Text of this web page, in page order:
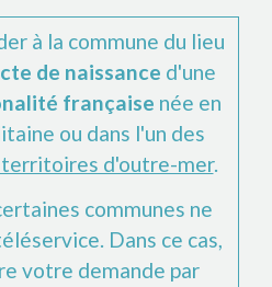
à la commune du lieu
de naissance d'une
française née en
ou dans l'un des
d'outre-mer.
communes ne
Dans ce cas,
votre demande par